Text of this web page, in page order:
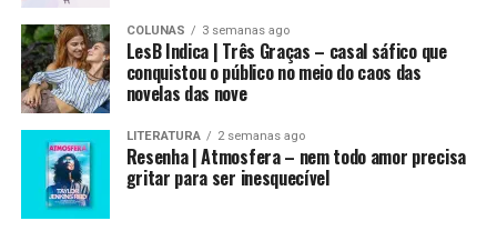
COLUNAS 3 semanas ago
LesB Indica | Três Graças – casal sáfico que
conquistou o público no meio do caos das
novelas das nove
LITERATURA 2 semanas ago
Resenha | Atmosfera – nem todo amor precisa
gritar para ser inesquecível